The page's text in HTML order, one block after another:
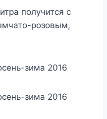
получится с
розовым,